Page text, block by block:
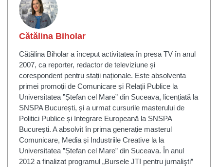
Cătălina Biholar
Cătălina Biholar a început activitatea în presa TV în anul
2007, ca reporter, redactor de televiziune și
corespondent pentru stații naționale. Este absolventa
primei promoții de Comunicare și Relații Publice la
Universitatea ”Ștefan cel Mare” din Suceava, licențiată la
SNSPA București, și a urmat cursurile masterului de
Politici Publice și Integrare Europeană la SNSPA
București. A absolvit în prima generație masterul
Comunicare, Media și Industriile Creative la la
Universitatea ”Ștefan cel Mare” din Suceava. În anul
2012 a finalizat programul „Bursele JTI pentru jurnalişti”